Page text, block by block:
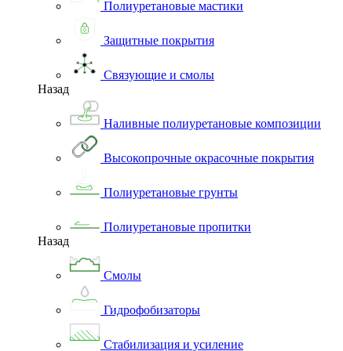
Полиуретановые мастики
Защитные покрытия
Связующие и смолы
Назад
Наливные полиуретановые композиции
Высокопрочные окрасочные покрытия
Полиуретановые грунты
Полиуретановые пропитки
Назад
Смолы
Гидрофобизаторы
Стабилизация и усиление